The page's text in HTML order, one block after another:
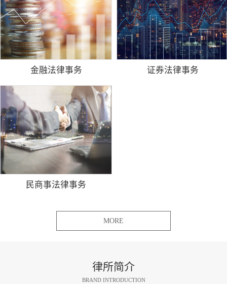
金融法律事务 证券法律事务
民商事法律事务
MORE
律所简介
BRAND INTRODUCTION